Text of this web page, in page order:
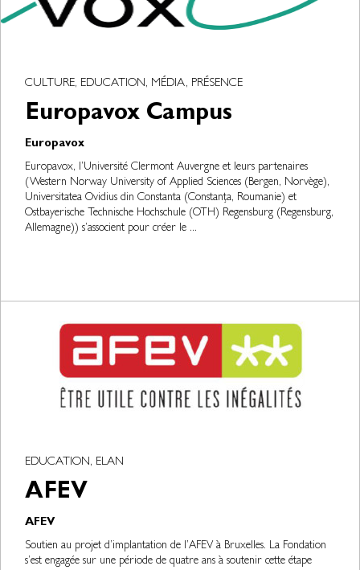
CULTURE, EDUCATION, MÉDIA, PRÉSENCE
Europavox Campus
Europavox
Europavox, l’Université Clermont Auvergne et leurs partenaires
(Western Norway University of Applied Sciences (Bergen, Norvège),
Universitatea Ovidius din Constanta (Constanța, Roumanie) et
Ostbayerische Technische Hochschule (OTH) Regensburg (Regensburg,
Allemagne)) s’associent pour créer le ...
EDUCATION, ELAN
AFEV
AFEV
Soutien au projet d’implantation de l’AFEV à Bruxelles. La Fondation
s’est engagée sur une période de quatre ans à soutenir cette étape